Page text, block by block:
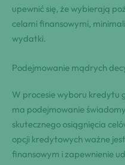
upewnić się, że wybierają
celami finansowymi,
wydatki.
Podejmowanie mądrych
W procesie wyboru kredytu
ma podejmowanie
skutecznego osiągnięcia
opcji kredytowych ważne
finansowym i zapewnienie